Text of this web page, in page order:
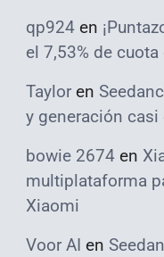
qp924 en
el 7,53% de
Taylor en
y generación
bowie 2674 en
multiplataforma
Xiaomi
Voor AI en